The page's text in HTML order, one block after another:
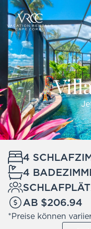
4
4
AB $206.94
*Preise können